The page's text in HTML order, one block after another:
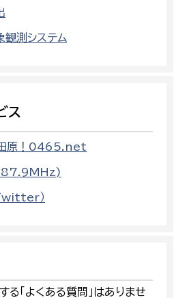
観測システム
ス
田原！0465.net
87.9MHz)
）
る「よくある質問」はありませ